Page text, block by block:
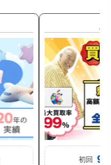
初回 91